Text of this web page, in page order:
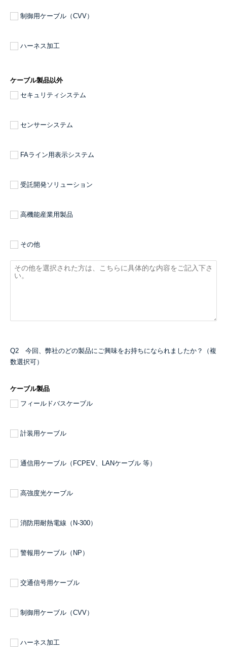
制御用ケーブル（CVV）
ハーネス加工
ケーブル製品以外
セキュリティシステム
センサーシステム
FAライン用表示システム
受託開発ソリューション
高機能産業用製品
その他
Q2 今回、弊社のどの製品にご興味をお持ちになられましたか？（複
数選択可）
ケーブル製品
フィールドバスケーブル
計装用ケーブル
通信用ケーブル（FCPEV、LANケーブル 等）
高強度光ケーブル
消防用耐熱電線（N-300）
警報用ケーブル（NP）
交通信号用ケーブル
制御用ケーブル（CVV）
ハーネス加工